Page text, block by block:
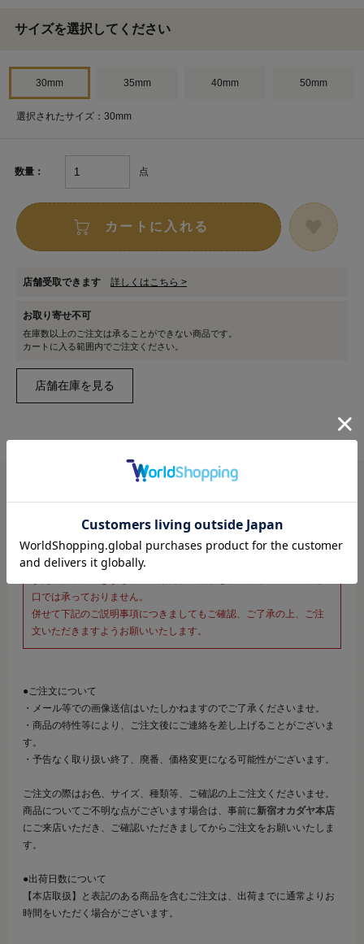
サイズを選択してください
30mm 35mm 40mm 50mm
選択されたサイズ：30mm
数量： 点
カートに入れる
店舗受取できます 詳しくはこちら >
お取り寄せ不可
在庫数以上のご注文は承ることができない商品です。
カートに入る範囲内でご注文ください。
※新宿オカダヤ本店お取り扱い商品のご注文専用ページです※
こちらのページは、店頭にてあらかじめ商品詳細および商品コード
をご確認いただいた上でご注文いただけるページです。
そのため、商品画像および詳細は記載しておりません。
口では承っておりません。
併せて下記のご説明事項につきましてもご確認、ご了承の上、ご注
文いただきますようお願いいたします。
●ご注文について
・メール等での画像送信はいたしかねますのでご了承くださいませ。
・商品の特性等により、ご注文後にご連絡を差し上げることがございま
す。
・予告なく取り扱い終了、廃番、価格変更になる可能性がございます。
ご注文の際はお色、サイズ、種類等、ご確認の上ご注文くださいませ。
商品についてご不明な点がございます場合は、事前に新宿オカダヤ本店
にご来店いただき、ご確認いただきましてからご注文をお願いいたしま
す。
●出荷日数について
【本店取扱】と表記のある商品を含むご注文は、出荷までに通常よりお
時間をいただく場合がございます。